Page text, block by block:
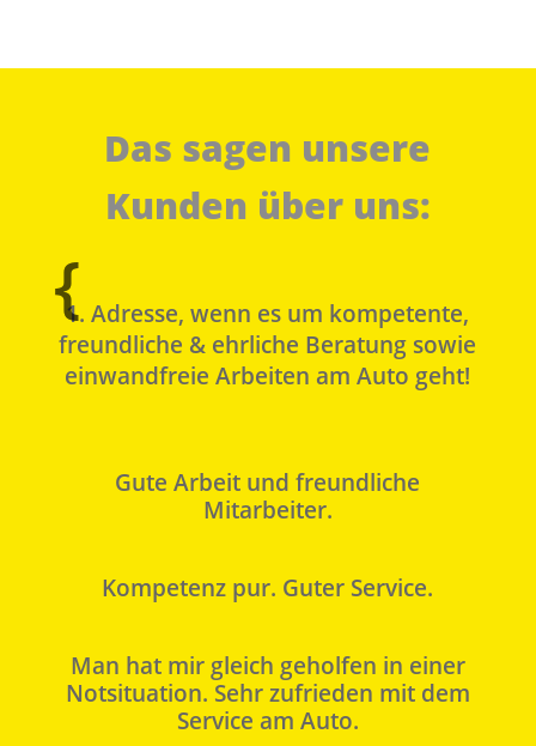
Das sagen unsere
Kunden über uns:
{ Adresse, wenn es um kompetente,
freundliche & ehrliche Beratung sowie
einwandfreie Arbeiten am Auto geht!
{
Gute Arbeit und freundliche
Mitarbeiter.
{
Kompetenz pur. Guter Service.
{
Man hat mir gleich geholfen in einer
Notsituation. Sehr zufrieden mit dem
Service am Auto.
{